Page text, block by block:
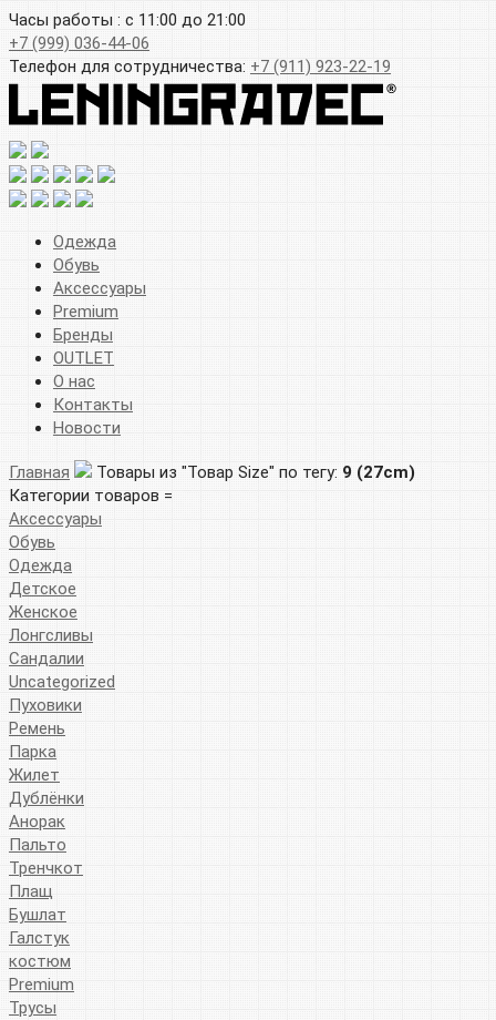
Часы работы : с 11:00 до 21:00
+7 (999) 036-44-06
Телефон для сотрудничества: +7 (911) 923-22-19
Одежда
Обувь
Аксессуары
Premium
Бренды
OUTLET
О нас
Контакты
Новости
Главная Товары из "Товар Size" по тегу: 9 (27cm)
Категории товаров =
Аксессуары
Обувь
Одежда
Детское
Женское
Лонгсливы
Сандалии
Uncategorized
Пуховики
Ремень
Парка
Жилет
Дублёнки
Анорак
Пальто
Тренчкот
Плащ
Бушлат
Галстук
костюм
Premium
Трусы